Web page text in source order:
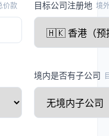
价款 目标公司注册地 境
境内是否有子公司